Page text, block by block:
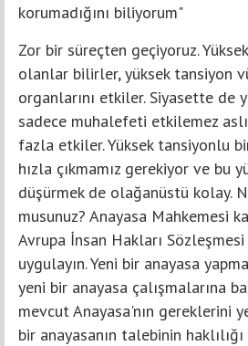
korumadığını biliyorum"
Zor bir süreçten geçiyoruz.
olanlar bilirler, yüksek tansiyon
organlarını etkiler. Siyasette de
sadece muhalefeti etkilemez
fazla etkiler. Yüksek tansiyonlu
hızla çıkmamız gerekiyor ve bu
düşürmek de olağanüstü kolay.
musunuz? Anayasa Mahkemesi
Avrupa İnsan Hakları Sözleşmesi
uygulayın. Yeni bir anayasa
yeni bir anayasa çalışmalarına
mevcut Anayasa'nın gereklerini
bir anayasanın talebinin